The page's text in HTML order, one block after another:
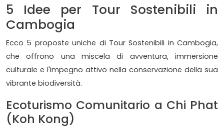
5 Idee per Tour Sostenibili in
Cambogia
Ecco 5 proposte uniche di Tour Sostenibili in Cambogia,
che offrono una miscela di avventura, immersione
culturale e l'impegno attivo nella conservazione della sua
vibrante biodiversità.
Ecoturismo Comunitario a Chi Phat
(Koh Kong)